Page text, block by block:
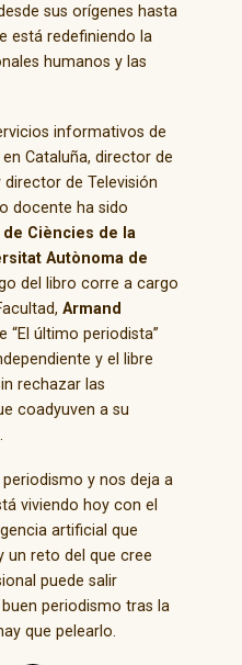
sus orígenes hasta
está redefiniendo la
humanos y las
informativos de
Cataluña, director de
de Televisión
docente ha sido
de Ciències de la
Autònoma de
del libro corre a cargo
Armand
“El último periodista”
y el libre
rechazar las
coadyuven a su
y nos deja a
viviendo hoy con el
artificial que
un reto del que cree
puede salir
periodismo tras la
que pelearlo.